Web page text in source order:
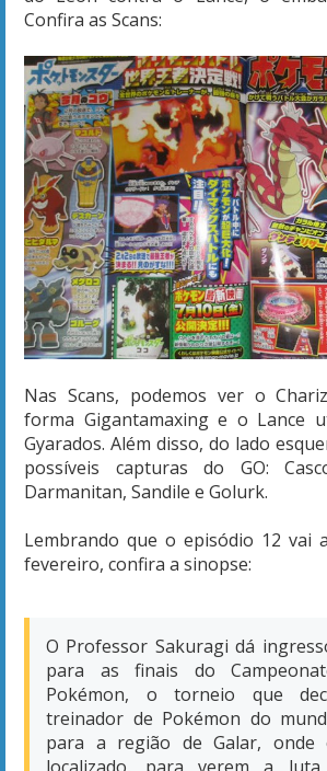
Confira as Scans:
Nas Scans, podemos ver o
forma Gigantamaxing e o Lance
Gyarados. Além disso, do lado
possíveis capturas do GO:
Darmanitan, Sandile e Golurk.
Lembrando que o episódio 12 vai
fevereiro, confira a sinopse:
O Professor Sakuragi dá
para as finais do
Pokémon, o torneio que
treinador de Pokémon do
para a região de Galar, onde